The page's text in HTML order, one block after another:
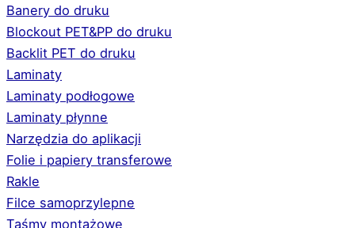
Banery do druku
Blockout PET&PP do druku
Backlit PET do druku
Laminaty
Laminaty podłogowe
Laminaty płynne
Narzędzia do aplikacji
Folie i papiery transferowe
Rakle
Filce samoprzylepne
Taśmy montażowe